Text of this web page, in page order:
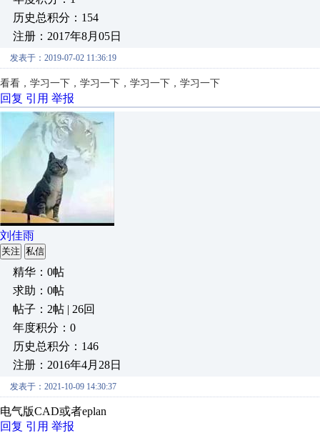
历史总积分：154
注册：2017年8月05日
发表于：2019-07-02 11:36:19
看看，学习一下，学习一下，学习一下，学习一下
回复 引用 举报
刘佳雨
关注 私信
精华：0帖
求助：0帖
帖子：2帖 | 26回
年度积分：0
历史总积分：146
注册：2016年4月28日
发表于：2021-10-09 14:30:37
电气版CAD或者eplan
回复 引用 举报